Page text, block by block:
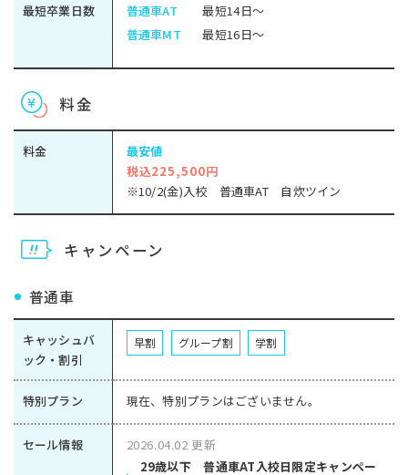
最短卒業日数 普通車AT
最短14日～
普通車MT
最短16日～
料金
料金
最安値
税込225,500円
※10/2(金)入校 普通車AT 自炊ツイン
キャンペーン
普通車
キャッシュバ
ック・割引
早割 グループ割 学割
特別プラン 現在、特別プランはございません。
セール情報
2026.04.02 更新
29歳以下 普通車AT入校日限定キャンペー